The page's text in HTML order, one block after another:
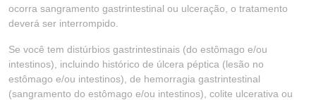
ocorra sangramento gastrintestinal ou ulceração, o tratamento
deverá ser interrompido.
Se você tem distúrbios gastrintestinais (do estômago e/ou
intestinos), incluindo histórico de úlcera péptica (lesão no
estômago e/ou intestinos), de hemorragia gastrintestinal
(sangramento do estômago e/ou intestinos), colite ulcerativa ou